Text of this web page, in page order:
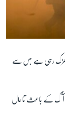
بھڑک رہی ہے جس سے
آگ کے باعث تاحال